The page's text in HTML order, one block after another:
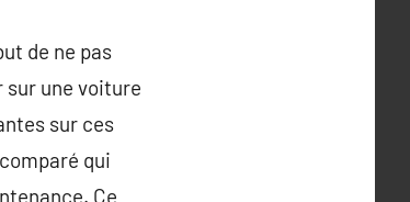
de ne pas
une voiture
sur ces
qui
Ce